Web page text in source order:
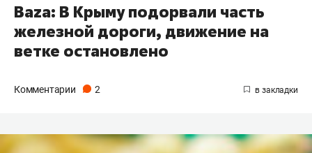
Baza: В Крыму подорвали часть
железной дороги, движение на
ветке остановлено
Комментарии 2